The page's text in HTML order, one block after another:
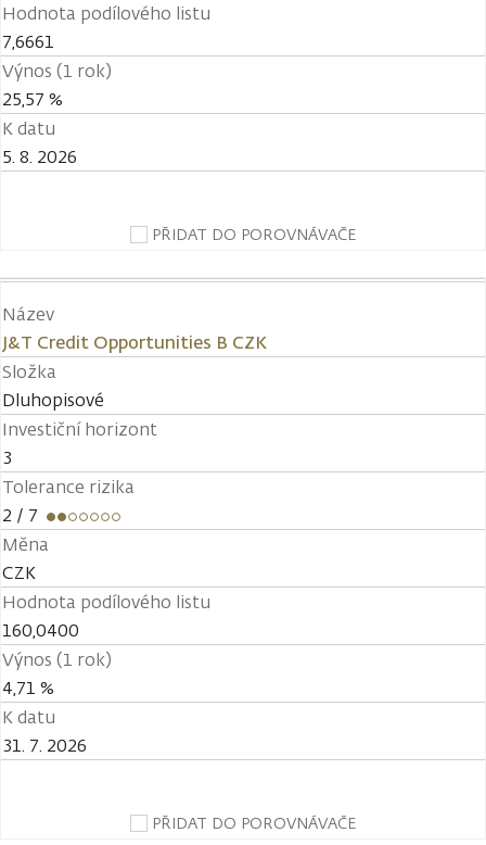
Hodnota podílového listu
7,6661
Výnos (1 rok)
25,57 %
K datu
5. 8. 2026
PŘIDAT DO POROVNÁVAČE
Název
J&T Credit Opportunities B CZK
Složka
Dluhopisové
Investiční horizont
3
Tolerance rizika
2 / 7
Měna
CZK
Hodnota podílového listu
160,0400
Výnos (1 rok)
4,71 %
K datu
31. 7. 2026
PŘIDAT DO POROVNÁVAČE